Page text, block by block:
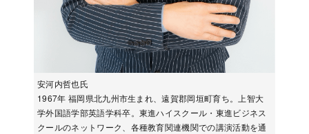
安河内哲也氏
1967年 福岡県北九州市生まれ、遠賀郡岡垣町育ち。上智大
学外国語学部英語学科卒。東進ハイスクール・東進ビジネス
クールのネットワーク、各種教育関連機関での講演活動を通